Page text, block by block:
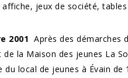
jeux de société,
2001 Après des démarches
de la Maison des jeunes La
du local de jeunes à Évain de